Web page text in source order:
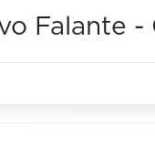
Falante -